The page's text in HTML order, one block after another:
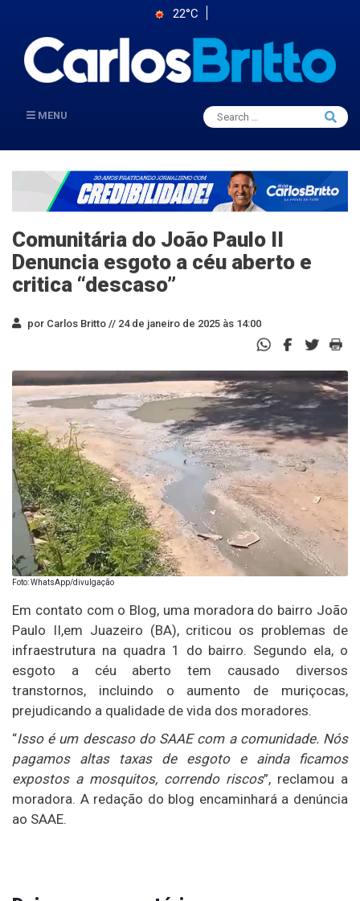
22°C
MENU
Search
for:
Search
Comunitária do João Paulo II
Denuncia esgoto a céu aberto e
critica “descaso”
por Carlos Britto // 24 de janeiro de 2025 às 14:00
Foto: WhatsApp/divulgação
Em contato com o Blog, uma moradora do bairro João
Paulo II,em Juazeiro (BA), criticou os problemas de
infraestrutura na quadra 1 do bairro. Segundo ela, o
esgoto a céu aberto tem causado diversos
transtornos, incluindo o aumento de muriçocas,
prejudicando a qualidade de vida dos moradores.
“Isso é um descaso do SAAE com a comunidade. Nós
pagamos altas taxas de esgoto e ainda ficamos
expostos a mosquitos, correndo riscos”, reclamou a
moradora. A redação do blog encaminhará a denúncia
ao SAAE.